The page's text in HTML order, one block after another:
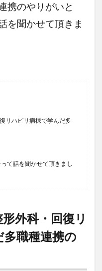
携のやりがいと
を聞かせて頂きま
リハビリ病棟で学んだ多
て話を聞かせて頂きまし
外科・回復リ
職種連携の